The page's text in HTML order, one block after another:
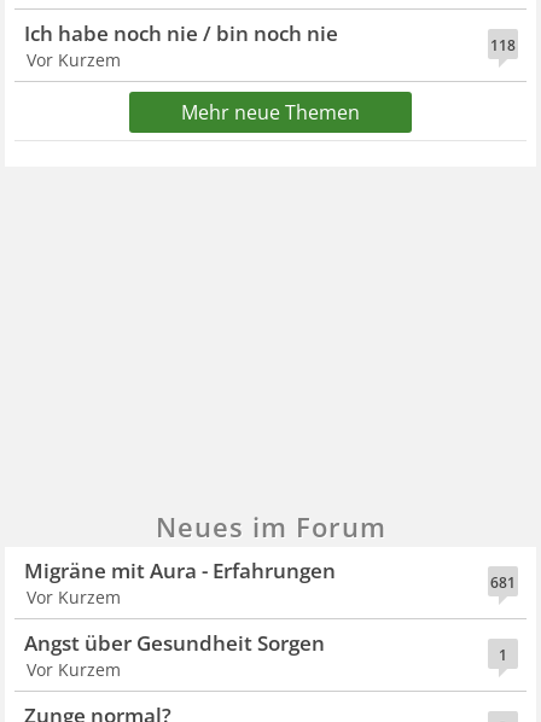
118
Ich habe noch nie / bin noch nie
Vor Kurzem
Mehr neue Themen
Neues im Forum
681
Migräne mit Aura - Erfahrungen
Vor Kurzem
1
Angst über Gesundheit Sorgen
Vor Kurzem
Zunge normal?